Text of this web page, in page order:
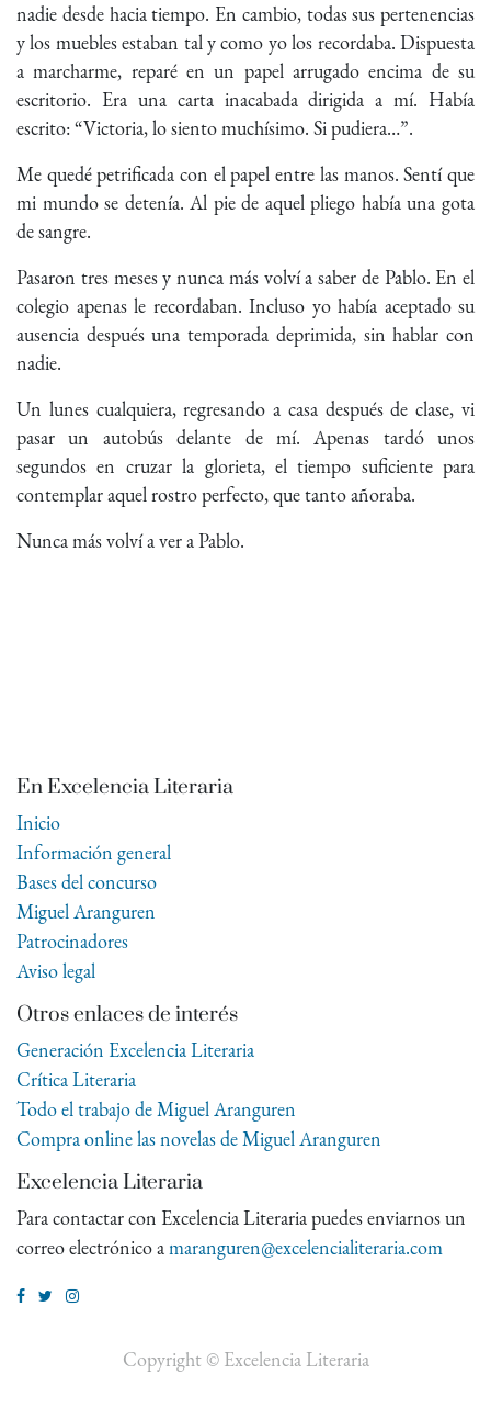
nadie desde hacia tiempo. En cambio, todas sus pertenencias
y los muebles estaban tal y como yo los recordaba. Dispuesta
a marcharme, reparé en un papel arrugado encima de su
escritorio. Era una carta inacabada dirigida a mí. Había
escrito: “Victoria, lo siento muchísimo. Si pudiera…”.
Me quedé petrificada con el papel entre las manos. Sentí que
mi mundo se detenía. Al pie de aquel pliego había una gota
de sangre.
Pasaron tres meses y nunca más volví a saber de Pablo. En el
colegio apenas le recordaban. Incluso yo había aceptado su
ausencia después una temporada deprimida, sin hablar con
nadie.
Un lunes cualquiera, regresando a casa después de clase, vi
pasar un autobús delante de mí. Apenas tardó unos
segundos en cruzar la glorieta, el tiempo suficiente para
contemplar aquel rostro perfecto, que tanto añoraba.
Nunca más volví a ver a Pablo.
En Excelencia Literaria
Inicio
Información general
Bases del concurso
Miguel Aranguren
Patrocinadores
Aviso legal
Otros enlaces de interés
Generación Excelencia Literaria
Crítica Literaria
Todo el trabajo de Miguel Aranguren
Compra online las novelas de Miguel Aranguren
Excelencia Literaria
Para contactar con Excelencia Literaria puedes enviarnos un
correo electrónico amaranguren@excelencialiteraria.com
Copyright © Excelencia Literaria